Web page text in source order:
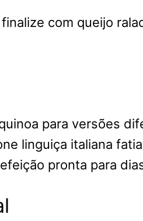
com queijo
para versões
linguiça italiana
pronta para